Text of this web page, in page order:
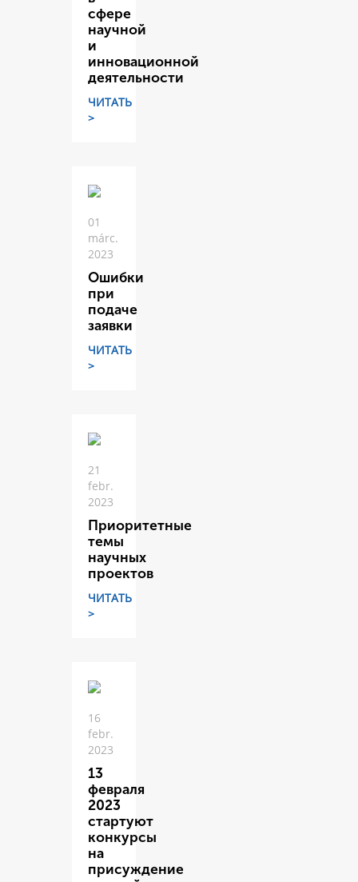
сфере
научной
и
инновационной
деятельности
ЧИТАТЬ
>
01
márc.
2023
Ошибки
при
подаче
заявки
ЧИТАТЬ
>
21
febr.
2023
Приоритетные
темы
научных
проектов
ЧИТАТЬ
>
16
febr.
2023
13
февраля
2023
стартуют
конкурсы
на
присуждение